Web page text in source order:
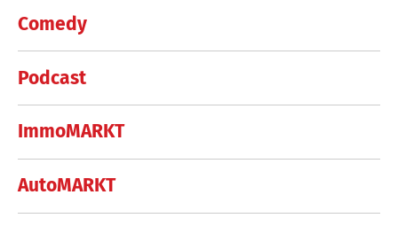
Comedy
Podcast
ImmoMARKT
AutoMARKT